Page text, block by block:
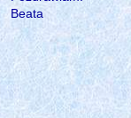
Beata